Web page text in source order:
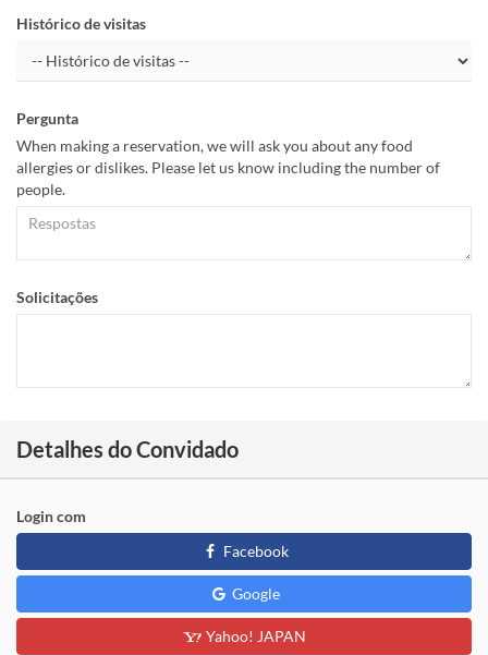
Histórico de visitas
Pergunta
When making a reservation, we will ask you about any food
allergies or dislikes. Please let us know including the number of
people.
Solicitações
Detalhes do Convidado
Login com
Facebook
Google
Yahoo! JAPAN